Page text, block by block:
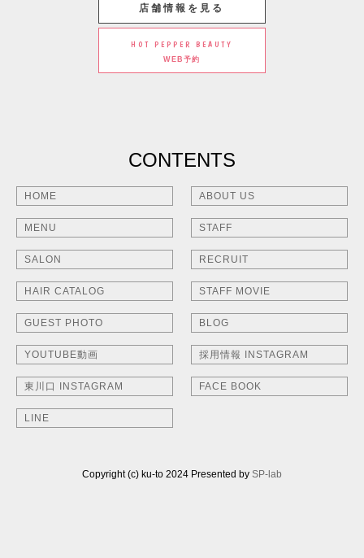
店舗情報を見る
HOT PEPPER BEAUTY
WEB予約
CONTENTS
HOME ABOUT US
MENU STAFF
SALON RECRUIT
HAIR CATALOG STAFF MOVIE
GUEST PHOTO BLOG
YOUTUBE動画 採用情報 INSTAGRAM
東川口 INSTAGRAM FACE BOOK
LINE
Copyright (c) ku-to 2024 Presented by SP-lab